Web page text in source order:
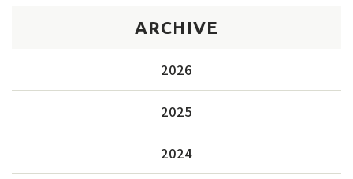
ARCHIVE
2026
2025
2024